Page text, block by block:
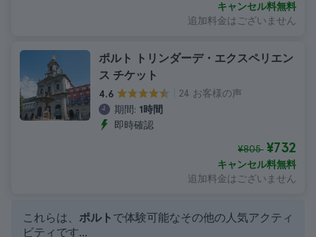
キャンセル料無料
追加料金はございません
ポルト トリンダーデ・エクスペリエン
ス チケット
4.6
24 お客様の声
期間: 1時間
即時確認
¥805 ¥732
キャンセル料無料
追加料金はございません
これらは、 ポルト で体験可能なその他の人気アクティ
ビティです...